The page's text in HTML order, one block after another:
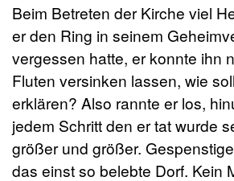
Beim Betreten der Kirche viel
er den Ring in seinem
vergessen hatte, er konnte ihn
Fluten versinken lassen, wie
erklären? Also rannte er los,
jedem Schritt den er tat wurde
größer und größer.
das einst so belebte Dorf. Kein